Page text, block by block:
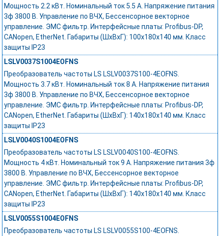
Мощность 2.2 кВт. Номинальный ток 5.5 А. Напряжение питания
3ф 3800 В. Управление по ВЧХ, Бессенсорное векторное
управление. ЭМС фильтр. Интерфейсные платы: Profibus-DP,
CANopen, EtherNet. Габариты (ШхВхГ): 100х180х140 мм. Класс
защиты IP23
LSLV0037S1004EOFNS
Преобразователь частоты LS LSLV0037S100-4EOFNS.
Мощность 3.7 кВт. Номинальный ток 8 А. Напряжение питания
3ф 3800 В. Управление по ВЧХ, Бессенсорное векторное
управление. ЭМС фильтр. Интерфейсные платы: Profibus-DP,
CANopen, EtherNet. Габариты (ШхВхГ): 140х180х140 мм. Класс
защиты IP23
LSLV0040S1004EOFNS
Преобразователь частоты LS LSLV0040S100-4EOFNS.
Мощность 4 кВт. Номинальный ток 9 А. Напряжение питания 3ф
3800 В. Управление по ВЧХ, Бессенсорное векторное
управление. ЭМС фильтр. Интерфейсные платы: Profibus-DP,
CANopen, EtherNet. Габариты (ШхВхГ): 140х180х140 мм. Класс
защиты IP23
LSLV0055S1004EOFNS
Преобразователь частоты LS LSLV0055S100-4EOFNS.